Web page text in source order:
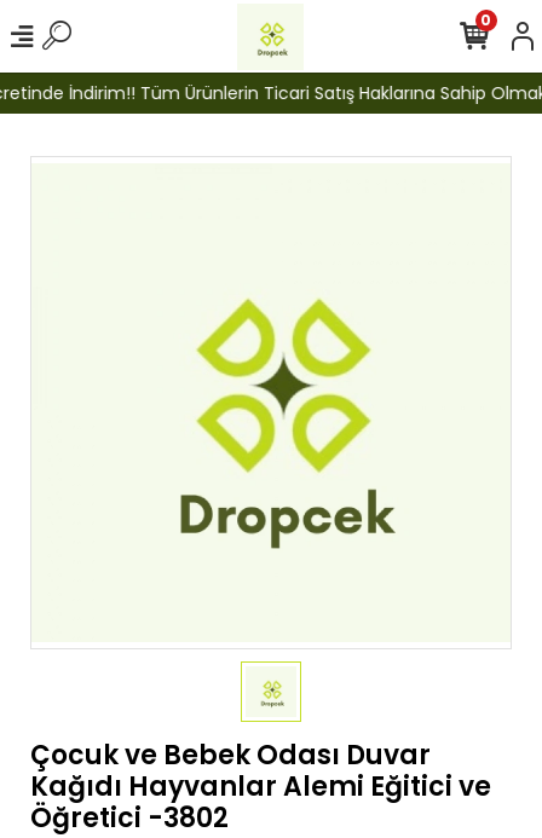
İndirim!! Tüm Ürünlerin Ticari Satış Haklarına Sahip
0
Çocuk ve Bebek Odası Duvar
Kağıdı Hayvanlar Alemi Eğitici ve
Öğretici -3802